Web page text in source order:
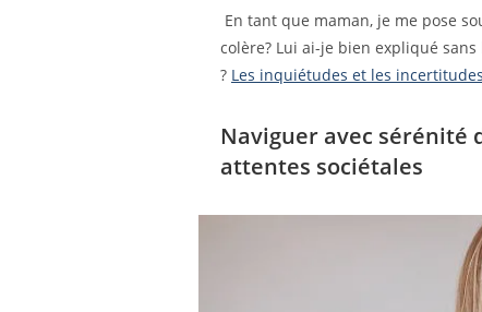
En tant que maman, je me pose
colère? Lui ai-je bien expliqué
? Les inquiétudes et les
Naviguer avec sérénité
attentes sociétales